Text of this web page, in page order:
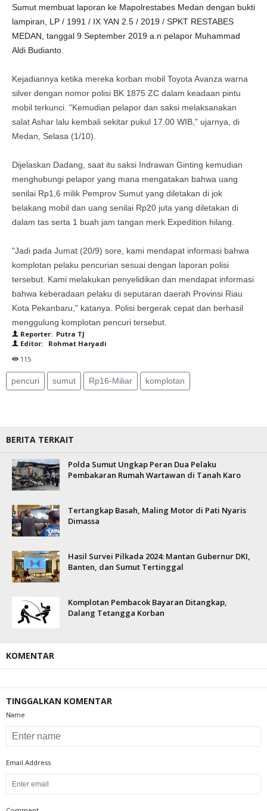
Sumut membuat laporan ke Mapolrestabes Medan dengan bukti
lampiran, LP / 1991 / IX YAN 2.5 / 2019 / SPKT RESTABES
MEDAN, tanggal 9 September 2019 a.n pelapor Muhammad
Aldi Budianto.
Kejadiannya ketika mereka korban mobil Toyota Avanza warna
silver dengan nomor polisi BK 1875 ZC dalam keadaan pintu
mobil terkunci. "Kemudian pelapor dan saksi melaksanakan
salat Ashar lalu kembali sekitar pukul 17.00 WIB," ujarnya, di
Medan, Selasa (1/10).
Dijelaskan Dadang, saat itu saksi Indrawan Ginting kemudian
menghubungi pelapor yang mana mengatakan bahwa uang
senilai Rp1,6 milik Pemprov Sumut yang diletakan di jok
belakang mobil dan uang senilai Rp20 juta yang diletakan di
dalam tas serta 1 buah jam tangan merk Expedition hilang.
"Jadi pada Jumat (20/9) sore, kami mendapat informasi bahwa
komplotan pelaku pencurian sesuai dengan laporan polisi
tersebut. Kami melakukan penyelidikan dan mendapat informasi
bahwa keberadaan pelaku di seputaran daerah Provinsi Riau
Kota Pekanbaru," katanya. Polisi bergerak cepat dan berhasil
menggulung komplotan pencuri tersebut.
Reporter: Putra TJ
Editor: Rohmat Haryadi
115
pencuri sumut Rp16-Miliar komplotan
BERITA TERKAIT
Polda Sumut Ungkap Peran Dua Pelaku
Pembakaran Rumah Wartawan di Tanah Karo
Tertangkap Basah, Maling Motor di Pati Nyaris
Dimassa
Hasil Survei Pilkada 2024: Mantan Gubernur DKI,
Banten, dan Sumut Tertinggal
Komplotan Pembacok Bayaran Ditangkap,
Dalang Tetangga Korban
KOMENTAR
TINGGALKAN KOMENTAR
Name
Email Address